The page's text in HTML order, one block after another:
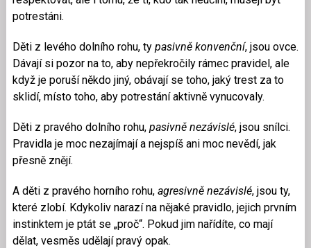
potrestáni.
Děti z levého dolního rohu, ty pasivně konvenční, jsou ovce.
Dávají si pozor na to, aby nepřekročily rámec pravidel, ale
když je poruší někdo jiný, obávají se toho, jaký trest za to
sklidí, místo toho, aby potrestání aktivně vynucovaly.
Děti z pravého dolního rohu, pasivně nezávislé, jsou snílci.
Pravidla je moc nezajímají a nejspíš ani moc nevědí, jak
přesně znějí.
A děti z pravého horního rohu, agresivně nezávislé, jsou ty,
které zlobí. Kdykoliv narazí na nějaké pravidlo, jejich prvním
instinktem je ptát se „proč“. Pokud jim nařídíte, co mají
dělat, vesměs udělají pravý opak.